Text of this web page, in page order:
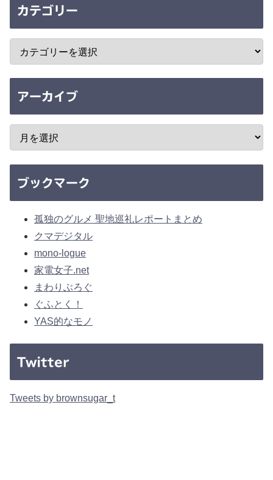
カテゴリー
アーカイブ
ブックマーク
孤独のグルメ 聖地巡礼レポートまとめ
クマデジタル
mono-logue
家電女子.net
まわりぶろぐ
ぐふとく！
YAS的なモノ
Twitter
Tweets by brownsugar_t